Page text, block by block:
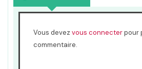
Vous devez vous connecterpour
commentaire.